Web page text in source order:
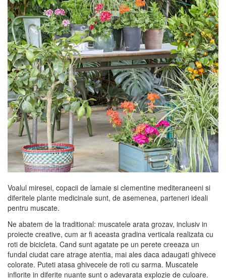
Voalul miresei, copacii de lamaie si clementine mediteraneeni si
diferitele plante medicinale sunt, de asemenea, parteneri ideali
pentru muscate.
Ne abatem de la traditional: muscatele arata grozav, inclusiv in
proiecte creative, cum ar fi aceasta gradina verticala realizata cu
roti de bicicleta. Cand sunt agatate pe un perete creeaza un
fundal ciudat care atrage atentia, mai ales daca adaugati ghivece
colorate. Puteti atasa ghivecele de roti cu sarma. Muscatele
inflorite in diferite nuante sunt o adevarata explozie de culoare.